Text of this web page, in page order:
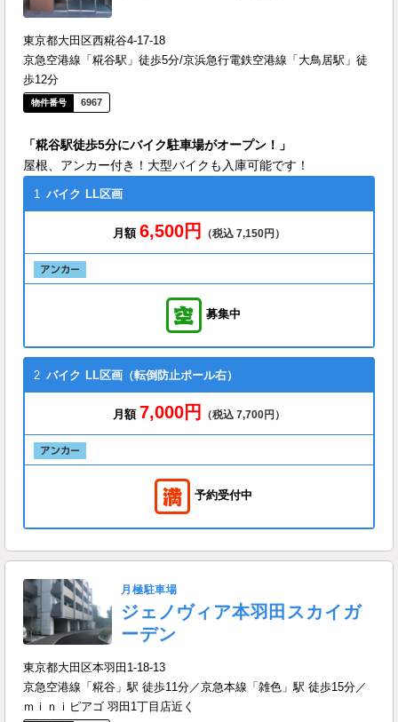
東京都大田区西糀谷4-17-18
京急空港線「糀谷駅」徒歩5分/京浜急行電鉄空港線「大鳥居駅」徒
歩12分
6967
「糀谷駅徒歩5分にバイク駐車場がオープン！」
屋根、アンカー付き！大型バイクも入庫可能です！
1 バイク LL区画
月額 6,500円 （税込 7,150円）
募集中
2 バイク LL区画（転倒防止ポール右）
月額 7,000円 （税込 7,700円）
予約受付中
月極駐車場
ジェノヴィア本羽田スカイガ
ーデン
東京都大田区本羽田1-18-13
京急空港線「糀谷」駅 徒歩11分／京急本線「雑色」駅 徒歩15分／
ｍｉｎｉピアゴ 羽田1丁目店近く